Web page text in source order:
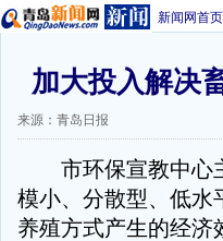
新闻网首页
加大投入解决
来源：青岛日报
市环保宣教中心主
模小、分散型、低水
养殖方式产生的经济